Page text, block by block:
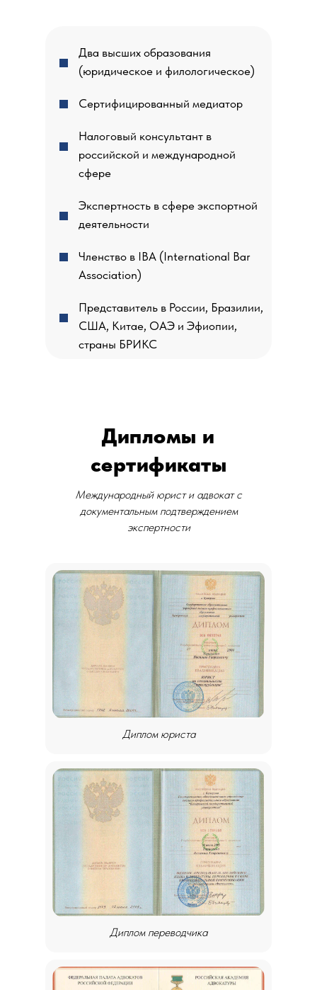
Два высших образования
(юридическое и филологическое)
Сертифицированный медиатор
Налоговый консультант в
российской и международной
сфере
Экспертность в сфере экспортной
деятельности
Членство в IBA (International Bar
Association)
Представитель в России, Бразилии,
США, Китае, ОАЭ и Эфиопии,
страны БРИКС
Международный юрист и адвокат с
документальным подтверждением
экспертности
Дипломы и
сертификаты
Диплом юриста
Диплом переводчика